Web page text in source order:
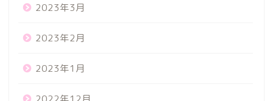
2023年3月
2023年2月
2023年1月